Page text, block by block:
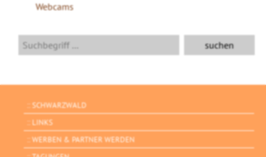
Webcams
SCHWARZWALD
LINKS
WERBEN & PARTNER WERDEN